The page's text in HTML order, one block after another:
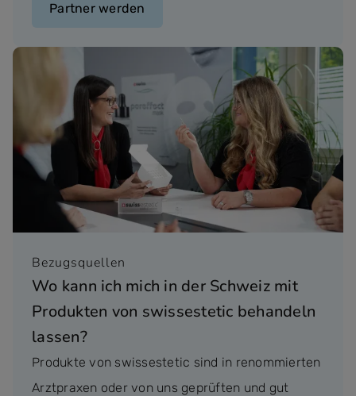
Partner werden
Bezugsquellen
Wo kann ich mich in der Schweiz mit
Produkten von swissestetic behandeln
lassen?
Produkte von swissestetic sind in renommierten
Arztpraxen oder von uns geprüften und gut